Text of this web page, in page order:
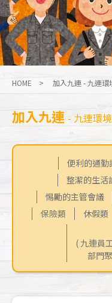
HOME 加入九連 - 九連環
加入九連 - 九連環
便利的通勤
整潔的生活
惕勵的主管會議
保險類
休假類
( 九連員
部門